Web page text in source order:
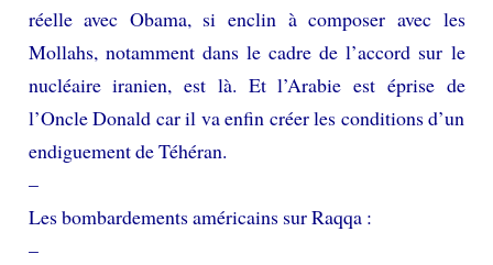
réelle avec Obama, si enclin à composer avec les
Mollahs, notamment dans le cadre de l’accord sur le
nucléaire iranien, est là. Et l’Arabie est éprise de
l’Oncle Donald car il va enfin créer les conditions d’un
endiguement de Téhéran.
–
Les bombardements américains sur Raqqa :
–